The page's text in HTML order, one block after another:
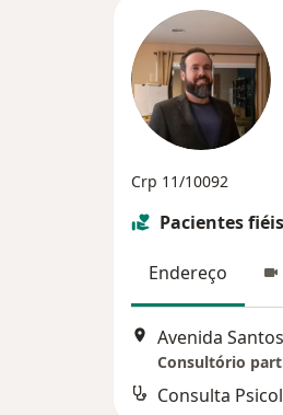
Crp 11/10092
Pacientes fiéis
Endereço
Avenida
Consultório
Consulta